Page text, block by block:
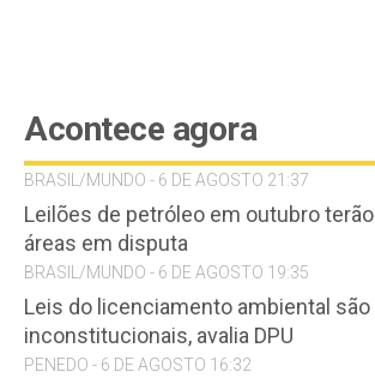
Acontece agora
BRASIL/MUNDO - 6 DE AGOSTO 21:37
Leilões de petróleo em outubro
áreas em disputa
BRASIL/MUNDO - 6 DE AGOSTO 19:35
Leis do licenciamento ambiental são
inconstitucionais, avalia DPU
PENEDO - 6 DE AGOSTO 16:32